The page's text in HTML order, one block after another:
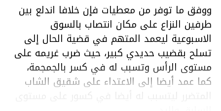
ووفق ما توفر من معطيات فإن خلافا اندلع بين
طرفين النزاع على مكان انتصاب بالسوق
الاسبوعية ليعمد المتهم في قضية الحال إلى
تسلح بقضيب حديدي كبير، حيث ضرب غريمه على
مستوى الرأس وتسبب له في كسر بالجمجمة،
كما عمد أيضا إلى الاعتداء على شقيق الشاب
المتضرر ليتسبب له أيضا في كسور على مستوى